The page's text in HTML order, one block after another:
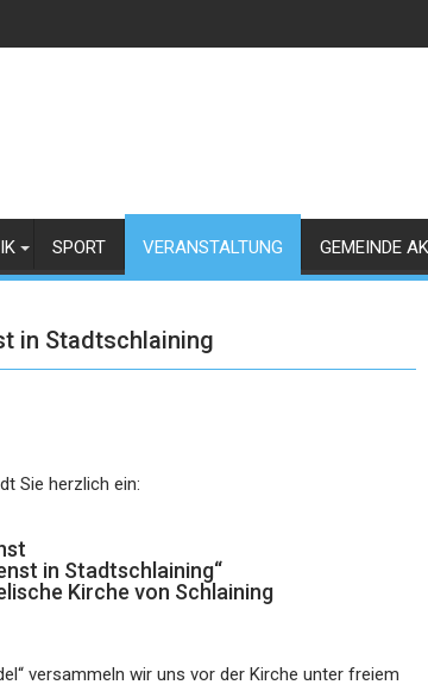
SPORT VERANSTALTUNG GEMEINDE
in Stadtschlaining
Sie herzlich ein:
in Stadtschlaining“
Kirche von Schlaining
versammeln wir uns vor der Kirche unter freiem